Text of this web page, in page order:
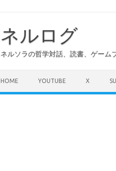
ネルログ
ネルソラの哲学対話、読書、ゲーム
HOME YOUTUBE X